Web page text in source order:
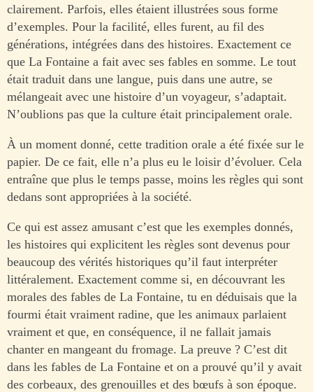
clairement. Parfois, elles étaient illustrées sous forme
d’exemples. Pour la facilité, elles furent, au fil des
générations, intégrées dans des histoires. Exactement ce
que La Fontaine a fait avec ses fables en somme. Le tout
était traduit dans une langue, puis dans une autre, se
mélangeait avec une histoire d’un voyageur, s’adaptait.
N’oublions pas que la culture était principalement orale.
À un moment donné, cette tradition orale a été fixée sur le
papier. De ce fait, elle n’a plus eu le loisir d’évoluer. Cela
entraîne que plus le temps passe, moins les règles qui sont
dedans sont appropriées à la société.
Ce qui est assez amusant c’est que les exemples donnés,
les histoires qui explicitent les règles sont devenus pour
beaucoup des vérités historiques qu’il faut interpréter
littéralement. Exactement comme si, en découvrant les
morales des fables de La Fontaine, tu en déduisais que la
fourmi était vraiment radine, que les animaux parlaient
vraiment et que, en conséquence, il ne fallait jamais
chanter en mangeant du fromage. La preuve ? C’est dit
dans les fables de La Fontaine et on a prouvé qu’il y avait
des corbeaux, des grenouilles et des bœufs à son époque.